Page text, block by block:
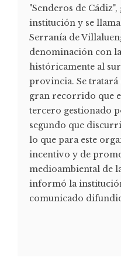
"Senderos de
institución y se
Serranía de
denominación con
históricamente al
provincia. Se tratará
gran recorrido que
tercero gestionado
segundo que
lo que para este
incentivo y de
medioambiental de
informó la
comunicado